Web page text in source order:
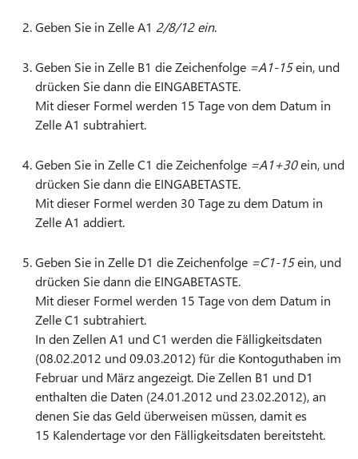
Geben Sie in Zelle A1 2/8/12 ein.
Geben Sie in Zelle B1 die Zeichenfolge =A1-15ein, und
drücken Sie dann die EINGABETASTE.
Mit dieser Formel werden 15 Tage von dem Datum in
Zelle A1 subtrahiert.
Geben Sie in Zelle C1 die Zeichenfolge =A1+30ein, und
drücken Sie dann die EINGABETASTE.
Mit dieser Formel werden 30 Tage zu dem Datum in
Zelle A1 addiert.
Geben Sie in Zelle D1 die Zeichenfolge =C1-15ein, und
drücken Sie dann die EINGABETASTE.
Mit dieser Formel werden 15 Tage von dem Datum in
Zelle C1 subtrahiert.
In den Zellen A1 und C1 werden die Fälligkeitsdaten
(08.02.2012 und 09.03.2012) für die Kontoguthaben im
Februar und März angezeigt. Die Zellen B1 und D1
enthalten die Daten (24.01.2012 und 23.02.2012), an
denen Sie das Geld überweisen müssen, damit es
15 Kalendertage vor den Fälligkeitsdaten bereitsteht.